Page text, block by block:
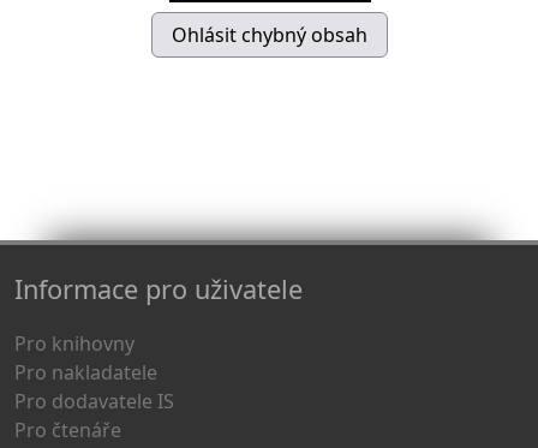
Informace pro uživatele
Pro knihovny
Pro nakladatele
Pro dodavatele IS
Pro čtenáře